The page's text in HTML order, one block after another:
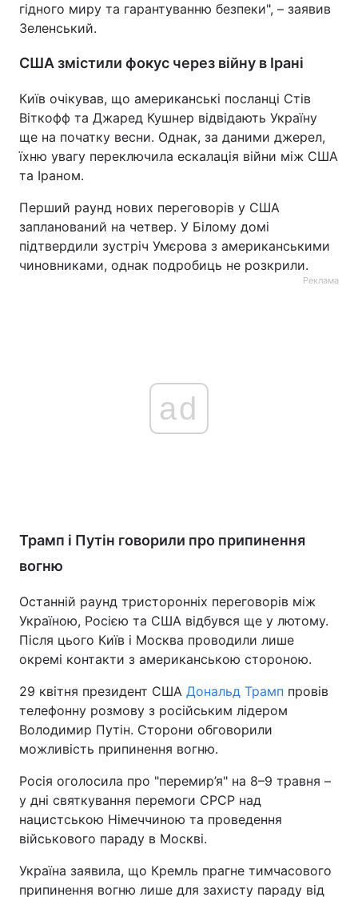
гідного миру та гарантуванню безпеки", – заявив
Зеленський.
США змістили фокус через війну в Ірані
Київ очікував, що американські посланці Стів
Віткофф та Джаред Кушнер відвідають Україну
ще на початку весни. Однак, за даними джерел,
їхню увагу переключила ескалація війни між США
та Іраном.
Перший раунд нових переговорів у США
запланований на четвер. У Білому домі
підтвердили зустріч Умєрова з американськими
чиновниками, однак подробиць не розкрили.
Реклама
ad
Трамп і Путін говорили про припинення
вогню
Останній раунд тристоронніх переговорів між
Україною, Росією та США відбувся ще у лютому.
Після цього Київ і Москва проводили лише
окремі контакти з американською стороною.
29 квітня президент США Дональд Трамп провів
телефонну розмову з російським лідером
Володимир Путін. Сторони обговорили
можливість припинення вогню.
Росія оголосила про "перемир’я" на 8–9 травня –
у дні святкування перемоги СРСР над
нацистською Німеччиною та проведення
військового параду в Москві.
Україна заявила, що Кремль прагне тимчасового
припинення вогню лише для захисту параду від